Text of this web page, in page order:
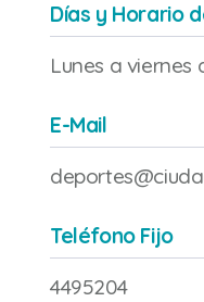
Días y Horario
Lunes a viernes
E-Mail
Teléfono Fijo
4495204